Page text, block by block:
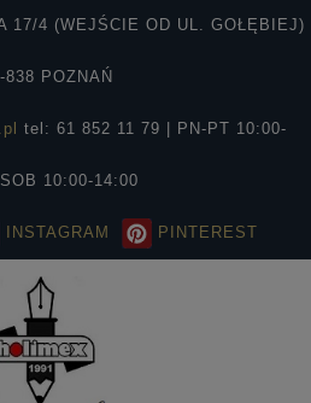
17/4 (WEJŚCIE OD UL. GOŁĘBIEJ)
838 POZNAŃ
tel: 61 852 11 79 | PN-PT 10:00-
10:00-14:00
INSTAGRAM PINTEREST